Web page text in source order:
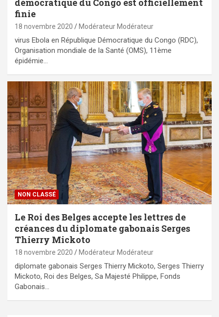
démocratique du Congo est officiellement
finie
18 novembre 2020 Modérateur Modérateur
virus Ebola en République Démocratique du Congo (RDC),
Organisation mondiale de la Santé (OMS), 11ème
épidémie…
NON CLASSÉ
Le Roi des Belges accepte les lettres de
créances du diplomate gabonais Serges
Thierry Mickoto
18 novembre 2020 Modérateur Modérateur
diplomate gabonais Serges Thierry Mickoto, Serges Thierry
Mickoto, Roi des Belges, Sa Majesté Philippe, Fonds
Gabonais…